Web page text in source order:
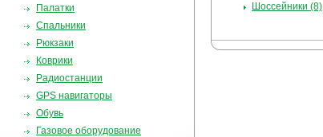
Палатки
Спальники
Рюкзаки
Коврики
Радиостанции
GPS навигаторы
Обувь
Газовое оборудование
Шоссейники (8)